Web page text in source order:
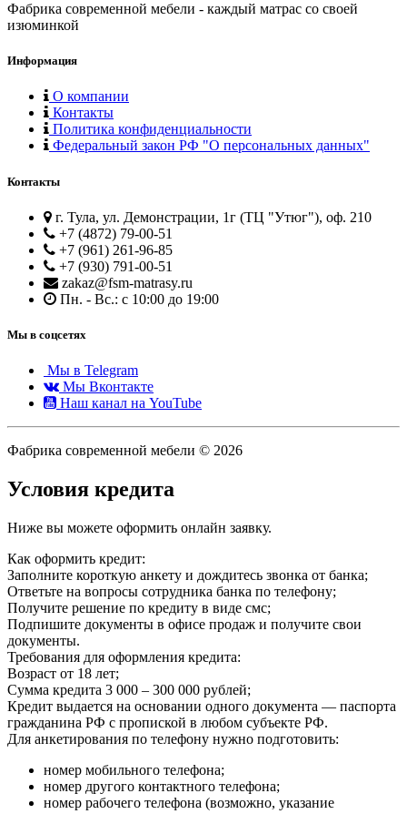
Фабрика современной мебели - каждый матрас со своей
изюминкой
Информация
О компании
Контакты
Политика конфиденциальности
Федеральный закон РФ "О персональных данных"
Контакты
г. Тула, ул. Демонстрации, 1г (ТЦ "Утюг"), оф. 210
+7 (4872) 79-00-51
+7 (961) 261-96-85
+7 (930) 791-00-51
zakaz@fsm-matrasy.ru
Пн. - Вс.: с 10:00 до 19:00
Мы в соцсетях
Мы в Telegram
Мы Вконтакте
Наш канал на YouTube
Фабрика современной мебели © 2026
Условия кредита
Ниже вы можете оформить онлайн заявку.
Как оформить кредит:
Заполните короткую анкету и дождитесь звонка от банка;
Ответьте на вопросы сотрудника банка по телефону;
Получите решение по кредиту в виде смс;
Подпишите документы в офисе продаж и получите свои
документы.
Требования для оформления кредита:
Возраст от 18 лет;
Сумма кредита 3 000 – 300 000 рублей;
Кредит выдается на основании одного документа — паспорта
гражданина РФ с пропиской в любом субъекте РФ.
Для анкетирования по телефону нужно подготовить:
номер мобильного телефона;
номер другого контактного телефона;
номер рабочего телефона (возможно, указание